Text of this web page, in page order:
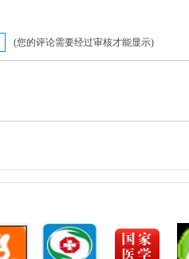
(您的评论需要经过审核才能显示)